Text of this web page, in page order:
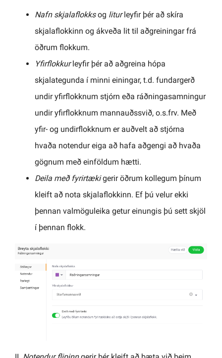
Nafn skjalaflokksog liturleyfir þér að skíra
skjalaflokkinn og ákveða lit til aðgreiningar frá
öðrum flokkum.
Yfirflokkurleyfir þér að aðgreina hópa
skjalategunda í minni einingar, t.d. fundargerð
undir yfirflokknum stjórn eða ráðningasamningur
undir yfirflokknum mannauðssvið, o.s.frv. Með
yfir- og undirflokknum er auðvelt að stjórna
hvaða notendur eiga að hafa aðgengi að hvaða
gögnum með einföldum hætti.
Deila með fyrirtækigerir öðrum kollegum þínum
kleift að nota skjalaflokkinn. Ef þú velur ekki
þennan valmöguleika getur einungis þú sett skjöl
í þennan flokk.